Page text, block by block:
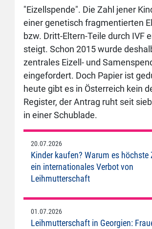
"Eizellspende". Die Zahl jener
einer genetisch fragmentierten
bzw. Dritt-Eltern-Teile durch IVF
steigt. Schon 2015 wurde
zentrales Eizell- und
eingefordert. Doch Papier ist
heute gibt es in Österreich kein
Register, der Antrag ruht seit
in einer Schublade.
20.07.2026
Kinder kaufen? Warum es höchste
ein internationales Verbot von
Leihmutterschaft
01.07.2026
Leihmutterschaft in Georgien: